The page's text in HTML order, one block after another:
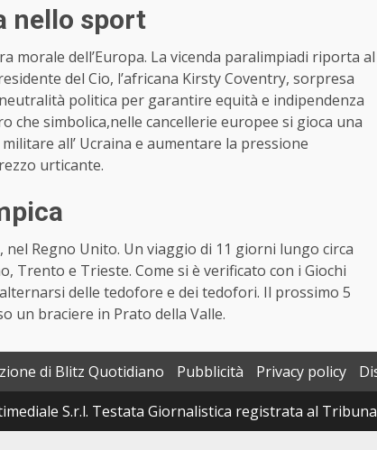
nello sport
dell’Europa. La vicenda paralimpiadi riporta al
del Cio, l’africana Kirsty Coventry, sorpresa
politica per garantire equità e indipendenza
che simbolica,nelle cancellerie europee si gioca una
all’ Ucraina e aumentare la pressione
urticante.
Regno Unito. Un viaggio di 11 giorni lungo circa
Trento e Trieste. Come si è verificato con i Giochi
delle tedofore e dei tedofori. Il prossimo 5
un braciere in Prato della Valle.
di Blitz Quotidiano Pubblicità Privacy policy
S.r.l. Testata Giornalistica registrata al